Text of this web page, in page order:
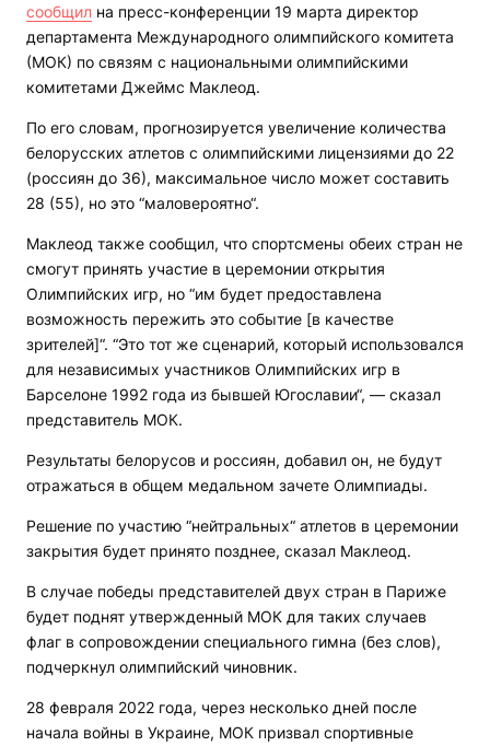
сообщил на пресс-конференции 19 марта директор
департамента Международного олимпийского комитета
(МОК) по связям с национальными олимпийскими
комитетами Джеймс Маклеод.
По его словам, прогнозируется увеличение количества
белорусских атлетов с олимпийскими лицензиями до 22
(россиян до 36), максимальное число может составить
28 (55), но это “маловероятно“.
Маклеод также сообщил, что спортсмены обеих стран не
смогут принять участие в церемонии открытия
Олимпийских игр, но “им будет предоставлена
возможность пережить это событие [в качестве
зрителей]“. “Это тот же сценарий, который использовался
для независимых участников Олимпийских игр в
Барселоне 1992 года из бывшей Югославии“, — сказал
представитель МОК.
Результаты белорусов и россиян, добавил он, не будут
отражаться в общем медальном зачете Олимпиады.
Решение по участию “нейтральных“ атлетов в церемонии
закрытия будет принято позднее, сказал Маклеод.
В случае победы представителей двух стран в Париже
будет поднят утвержденный МОК для таких случаев
флаг в сопровождении специального гимна (без слов),
подчеркнул олимпийский чиновник.
28 февраля 2022 года, через несколько дней после
начала войны в Украине, МОК призвал спортивные